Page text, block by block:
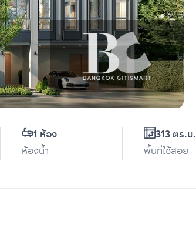
1 ห้อง
ห้องน้ำ
313 ตร.ม.
พื้นที่ใช้สอย